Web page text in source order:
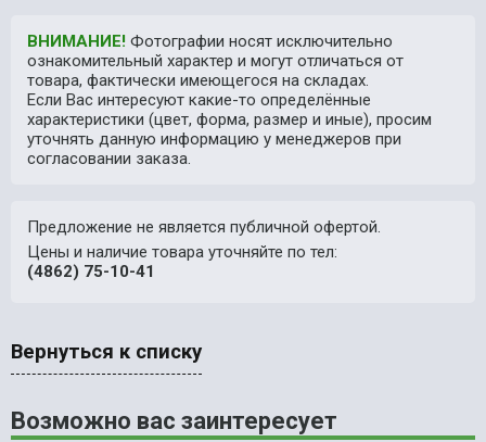
ВНИМАНИЕ! Фотографии носят исключительно
ознакомительный характер и могут отличаться от
товара, фактически имеющегося на складах.
Если Вас интересуют какие-то определённые
характеристики (цвет, форма, размер и иные), просим
уточнять данную информацию у менеджеров при
согласовании заказа.
Предложение не является публичной офертой.
Цены и наличие товара уточняйте по тел:
(4862) 75-10-41
Вернуться к списку
Возможно вас заинтересует